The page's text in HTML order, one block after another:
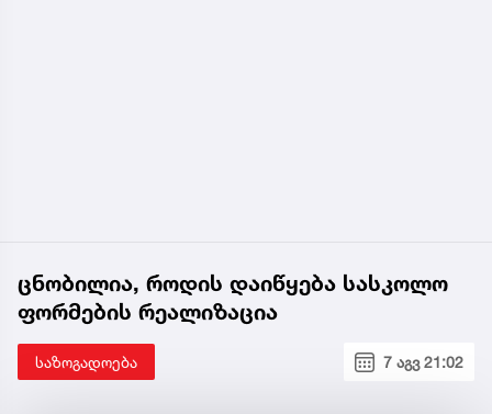
ცნობილია, როდის დაიწყება სასკოლო
ფორმების რეალიზაცია
საზოგადოება 7 აგვ 21:02